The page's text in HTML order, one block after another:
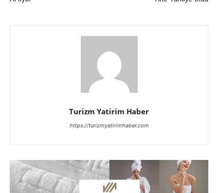
Turizm Yatirim Haber
https://turizmyatirimhaber.com